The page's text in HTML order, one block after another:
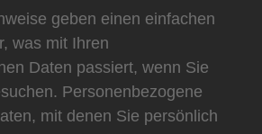
geben einen einfachen
was mit Ihren
Daten passiert, wenn Sie
Personenbezogene
mit denen Sie persönlich